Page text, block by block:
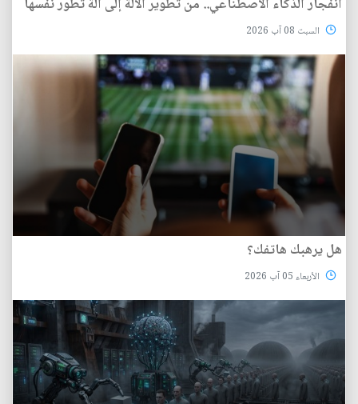
انفجار الذكاء الاصطناعي.. من تطوير الآلة إلى آلة تطور نفسها
السبت 08 آب 2026
هل يرهبك هاتفك؟
الأربعاء 05 آب 2026